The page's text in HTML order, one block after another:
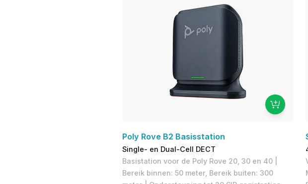
Poly Rove B2 Basisstation
Single- en Dual-Cell DECT
Basistation voor de Poly Rove 20, 30 en 40 |
Bereik binnen: 50 meter, Bereik buiten: 300